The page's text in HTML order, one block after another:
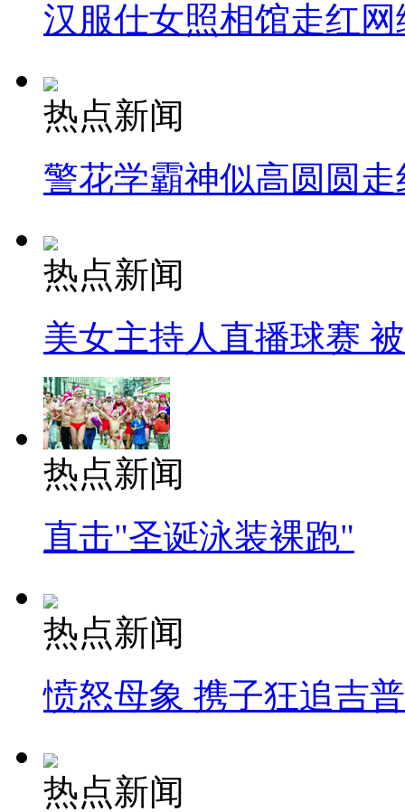
汉服仕女照相馆走红网
热点新闻
警花学霸神似高圆圆走
热点新闻
美女主持人直播球赛
热点新闻
直击"圣诞泳装裸跑"
热点新闻
愤怒母象 携子狂追吉
热点新闻